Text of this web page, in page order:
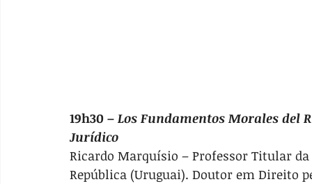
19h30 – Los Fundamentos Morales del
Jurídico
Ricardo Marquísio – Professor Titular
República (Uruguai). Doutor em Direito